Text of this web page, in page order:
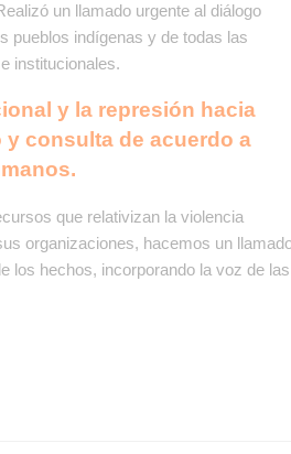
un llamado urgente al diálogo
pueblos indígenas y de todas las
institucionales.
y la represión hacia
consulta de acuerdo a
que relativizan la violencia
organizaciones, hacemos un
los hechos, incorporando la voz de las